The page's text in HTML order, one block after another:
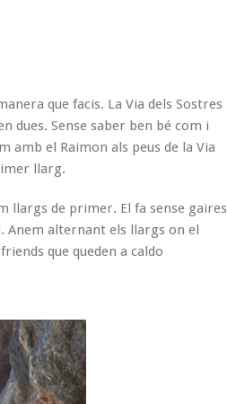
que facis. La Via dels Sostres
dues. Sense saber ben bé com i
amb el Raimon als peus de la Via
llarg.
llargs de primer. El fa sense gaires
Anem alternant els llargs on el
que queden a caldo